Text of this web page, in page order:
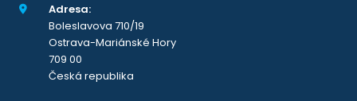
Adresa:
Boleslavova 710/19
Ostrava-Mariánské Hory
709 00
Česká republika